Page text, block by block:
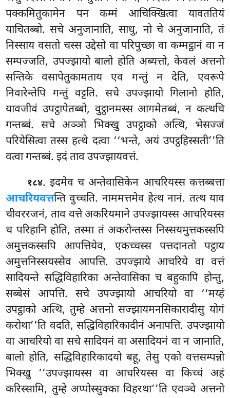
पक्कमितुकामेन पन कम्मं आचिक्खित्वा यावततियं
याचितब्बो. सचे अनुजानाति, साधु, नो चे अनुजानाति, तं
निस्साय वसतो चस्स उद्देसो वा परिपुच्छा वा कम्मट्ठानं वा न
सम्पज्जति, उपज्झायो बालो होति अब्यत्तो, केवलं अत्तनो
सन्तिके वसापेतुकामताय एव गन्तुं न देति, एवरूपे
निवारेन्तेपि गन्तुं वट्टति. सचे उपज्झायो गिलानो होति,
यावजीवं उपट्ठापेतब्बो, वुट्ठानमस्स आगमेतब्बं, न कत्थचि
गन्तब्बं. सचे अञ्ञो भिक्खु उपट्ठाको अत्थि, भेसज्जं
परियेसित्वा तस्स हत्थे दत्वा ‘‘भन्ते, अयं उपट्ठहिस्सती’’ति
वत्वा गन्तब्बं. इदं ताव उपज्झायवत्तं.
१८४. इदमेव च अन्तेवासिकेन आचरियस्स कत्तब्बत्ता
आचरियवत्तन्ति वुच्चति. नाममत्तमेव हेत्थ नानं. तत्थ याव
चीवररजनं, ताव वत्ते अकरियमाने उपज्झायस्स आचरियस्स
च परिहानि होति, तस्मा तं अकरोन्तस्स निस्सयमुत्तकस्सपि
अमुत्तकस्सपि आपत्तियेव, एकच्चस्स पत्तदानतो पट्ठाय
अमुत्तनिस्सयस्सेव आपत्ति. उपज्झाये आचरिये वा वत्तं
सादियन्ते सद्धिविहारिका अन्तेवासिका च बहुकापि होन्तु,
सब्बेसं आपत्ति. सचे उपज्झायो आचरियो वा ‘‘मय्हं
उपट्ठाको अत्थि, तुम्हे अत्तनो सज्झायमनसिकारादीसु योगं
करोथा’’ति वदति, सद्धिविहारिकादीनं अनापत्ति. उपज्झायो
वा आचरियो वा सचे सादियनं वा असादियनं वा न जानाति,
बालो होति, सद्धिविहारिकादयो बहू, तेसु एको वत्तसम्पन्नो
भिक्खु ‘‘उपज्झायस्स वा आचरियस्स वा किच्चं अहं
करिस्सामि, तुम्हे अप्पोस्सुक्का विहरथा’’ति एवञ्चे अत्तनो